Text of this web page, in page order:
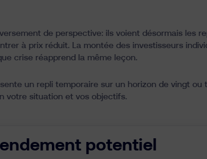
de perspective: ils voient désormais les
à prix réduit. La montée des investisseurs
crise réapprend la même leçon.
un repli temporaire sur un horizon de vingt ou
votre situation et vos objectifs.
potentiel